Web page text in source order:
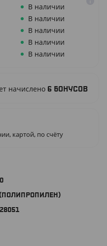
В наличии
В наличии
В наличии
В наличии
В наличии
начислено 6 бонусов
картой, по счёту